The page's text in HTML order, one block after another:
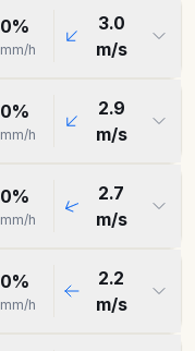
0%
mm/h
3.0
m/s
0%
mm/h
2.9
m/s
0%
mm/h
2.7
m/s
0%
mm/h
2.2
m/s